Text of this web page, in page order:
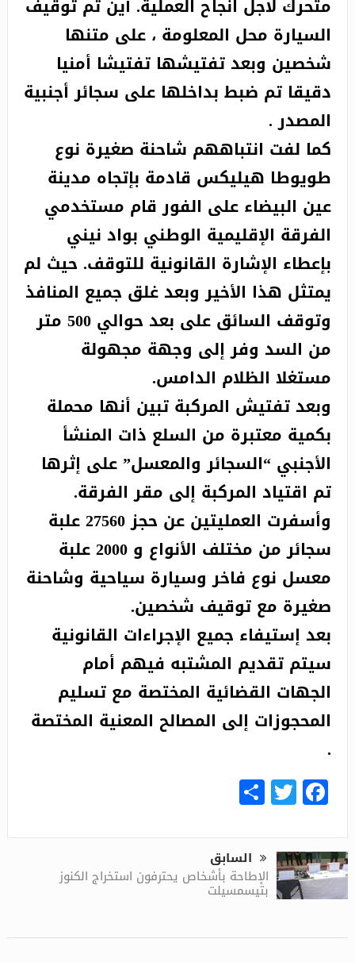
السيارة محل المعلومة ، على متنها
شخصين وبعد تفتيشها تفتيشا أمنيا
دقيقا تم ضبط بداخلها على سجائر أجنبية
المصدر .
كما لفت انتباههم شاحنة صغيرة نوع
طويوطا هيليكس قادمة بإتجاه مدينة
عين البيضاء على الفور قام مستخدمي
الفرقة الإقليمية الوطني بواد نيني
بإعطاء الإشارة القانونية للتوقف. حيث لم
يمتثل هذا الأخير وبعد غلق جميع المنافذ
وتوقف السائق على بعد حوالي 500 متر
من السد وفر إلى وجهة مجهولة
مستغلا الظلام الدامس.
وبعد تفتيش المركبة تبين أنها محملة
بكمية معتبرة من السلع ذات المنشأ
الأجنبي “السجائر والمعسل” على إثرها
تم اقتياد المركبة إلى مقر الفرقة.
وأسفرت العمليتين عن حجز 27560 علبة
سجائر من مختلف الأنواع و 2000 علبة
معسل نوع فاخر وسيارة سياحية وشاحنة
صغيرة مع توقيف شخصين.
بعد إستيفاء جميع الإجراءات القانونية
سيتم تقديم المشتبه فيهم أمام
الجهات القضائية المختصة مع تسليم
المحجوزات إلى المصالح المعنية المختصة
.
Facebook
Twitter
Share
السابق
الإطاحة بأشخاص يحترفون استخراج الكنوز
بتيسمسيلت